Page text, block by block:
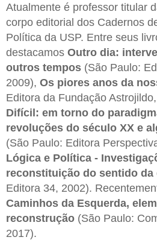
Atualmente é professor titular
corpo editorial dos Cadernos
Política da USP. Entre seus
destacamos Outro dia:
outros tempos (São Paulo:
2009), Os piores anos da
Editora da Fundação
Difícil: em torno do
revoluções do século XX e
(São Paulo: Editora
Lógica e Política -
reconstituição do sentido da
Editora 34, 2002).
Caminhos da Esquerda,
reconstrução (São Paulo:
2017).